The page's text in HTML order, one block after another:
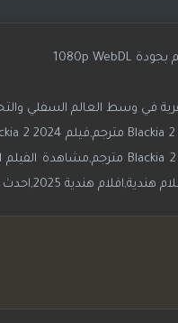
في وسط العالم السفلي